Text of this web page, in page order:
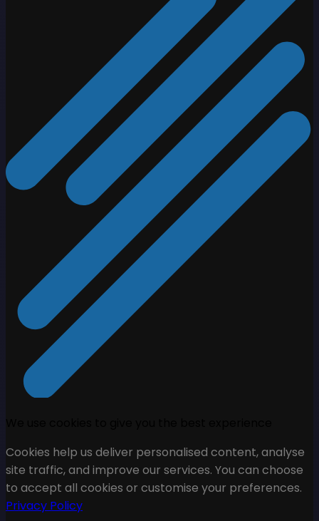
Cookies help us deliver personalised content, analyse
site traffic, and improve our services. You can choose
to accept all cookies or customise your preferences.
Privacy Policy